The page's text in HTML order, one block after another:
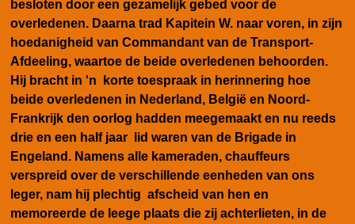
besloten door een gezamelijk gebed voor de
overledenen. Daarna trad Kapitein W. naar voren, in zijn
hoedanigheid van Commandant van de Transport-
Afdeeling, waartoe de beide overledenen behoorden.
Hij bracht in 'n korte toespraak in herinnering hoe
beide overledenen in Nederland, België en Noord-
Frankrijk den oorlog hadden meegemaakt en nu reeds
drie en een half jaar lid waren van de Brigade in
Engeland. Namens alle kameraden, chauffeurs
verspreid over de verschillende eenheden van ons
leger, nam hij plechtig afscheid van hen en
memoreerde de leege plaats die zij achterlieten, in de